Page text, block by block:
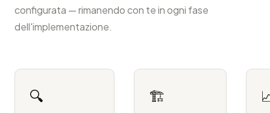
configurata — rimanendo con te in ogni fase
dell'implementazione.
🔍 🏗️